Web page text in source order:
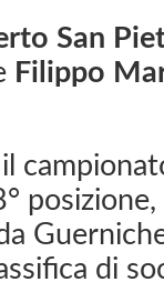
San
Filippo
di